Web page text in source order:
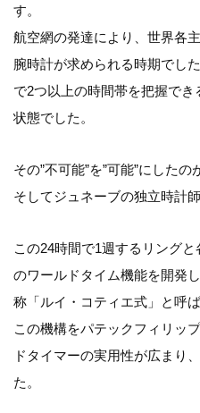
す。
航空網の発達により、世界各
腕時計が求められる時期でし
で2つ以上の時間帯を把握で
状態でした。
その”不可能”を”可能”にしたの
そしてジュネーブの独立時計
この24時間で1週するリング
のワールドタイム機能を開発
称「ルイ・コティエ式」と呼
この機構をパテックフィリッ
ドタイマーの実用性が広まり
た。